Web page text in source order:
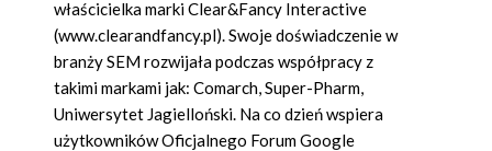
właścicielka marki Clear&Fancy Interactive
(www.clearandfancy.pl). Swoje doświadczenie w
branży SEM rozwijała podczas współpracy z
takimi markami jak: Comarch, Super-Pharm,
Uniwersytet Jagielloński. Na co dzień wspiera
użytkowników Oficjalnego Forum Google